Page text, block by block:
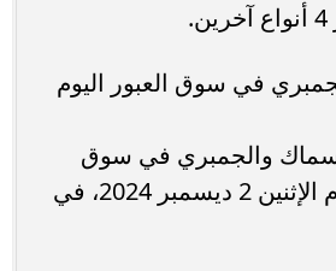
في سوق العبور اليوم
والجمبري في سوق
العبور للجملة اليوم الإثنين 2 ديسمبر 2024، في